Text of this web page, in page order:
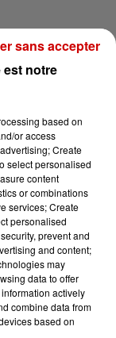
!
balade
Voir plus
est notre
based on
or access
Create
select personalised
content
or combinations
services; Create
personalised
prevent and
and content;
may
data to offer
actively
combine data from
based on
sans accepter